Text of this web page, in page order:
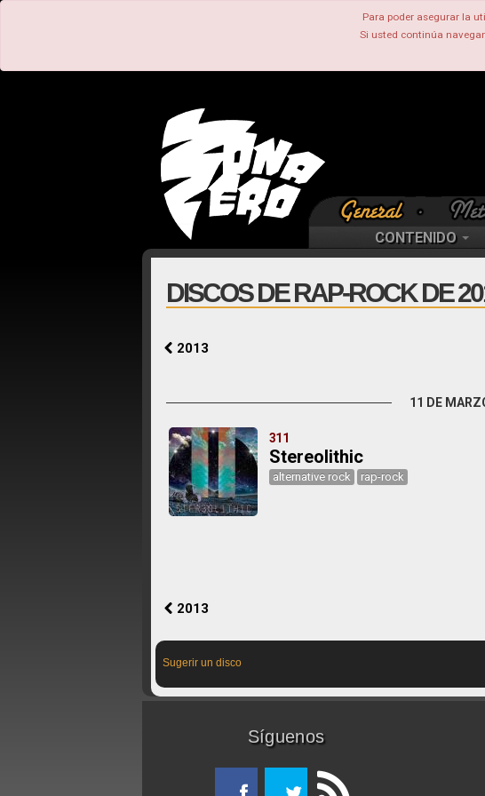
Para poder asegurar la
Si usted continúa
CONTENIDO
DISCOS DE RAP-ROCK DE
2013
11 DE
311
Stereolithic
alternative rock rap-rock
2013
Sugerir un disco
Síguenos